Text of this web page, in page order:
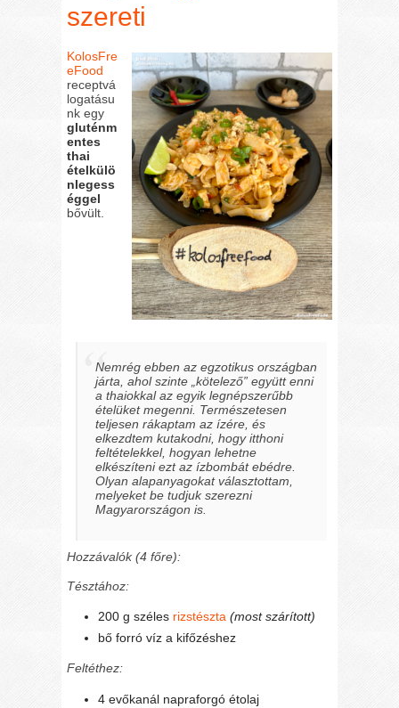
szereti
KolosFre
eFood
receptvá
logatásu
nk egy
gluténm
entes
thai
ételkülö
nlegess
éggel
bővült.
Nemrég ebben az egzotikus országban
járta, ahol szinte „kötelező” együtt enni
a thaiokkal az egyik legnépszerűbb
ételüket megenni. Természetesen
teljesen rákaptam az ízére, és
elkezdtem kutakodni, hogy itthoni
feltételekkel, hogyan lehetne
elkészíteni ezt az ízbombát ebédre.
Olyan alapanyagokat választottam,
melyeket be tudjuk szerezni
Magyarországon is.
Hozzávalók (4 főre):
Tésztához:
200 g széles rizstészta (most szárított)
bő forró víz a kifőzéshez
Feltéthez:
4 evőkanál napraforgó étolaj